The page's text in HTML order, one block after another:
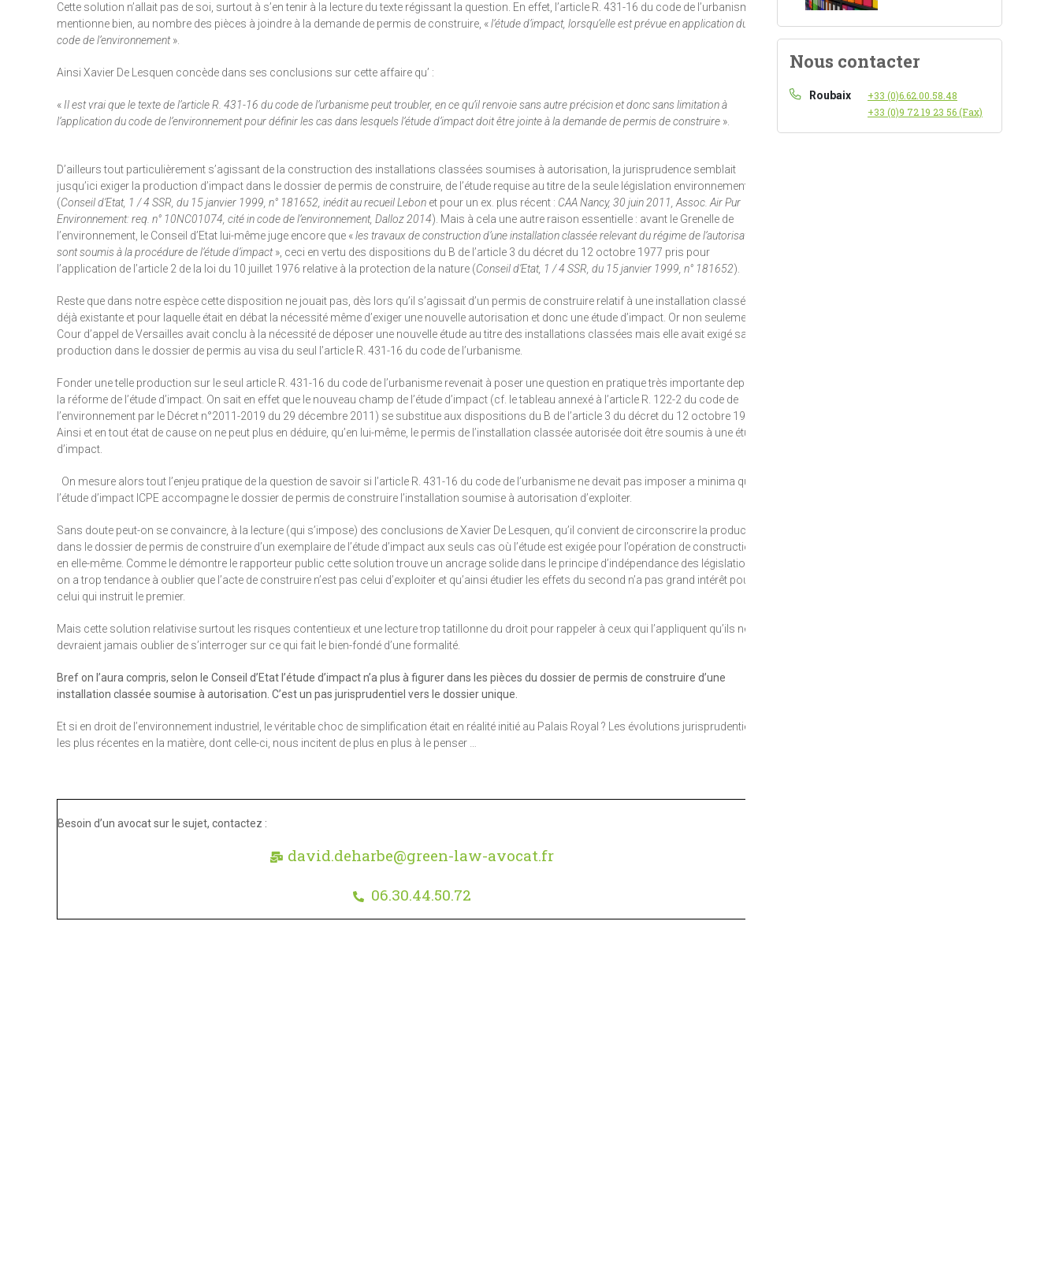
Cette solution n’allait pas de soi, surtout à s’en tenir à la lecture du texte régissant la question. En effet, l’article R. 431-16 du code de l’urbanisme
mentionne bien, au nombre des pièces à joindre à la demande de permis de construire, «l’étude d’impact, lorsqu’elle est prévue en application du
code de l’environnement».
Ainsi Xavier De Lesquen concède dans ses conclusions sur cette affaire qu’ :
« Il est vrai que le texte de l’article R. 431-16 du code de l’urbanisme peut troubler, en ce qu’il renvoie sans autre précision et donc sans limitation à
l’application du code de l’environnement pour définir les cas dans lesquels l’étude d’impact doit être jointe à la demande de permis de construire ».
D’ailleurs tout particulièrement s’agissant de la construction des installations classées soumises à autorisation, la jurisprudence semblait
jusqu’ici exiger la production d’impact dans le dossier de permis de construire, de l’étude requise au titre de la seule législation environnementale
(Conseil d’Etat, 1 / 4 SSR, du 15 janvier 1999, n° 181652, inédit au recueil Lebon et pour un ex. plus récent : CAA Nancy, 30 juin 2011, Assoc. Air Pur
Environnement: req. n° 10NC01074, cité in code de l’environnement, Dalloz 2014). Mais à cela une autre raison essentielle : avant le Grenelle de
l’environnement, le Conseil d’Etat lui-même juge encore que «les travaux de construction d’une installation classée relevant du régime de l’autorisation
sont soumis à la procédure de l’étude d’impact», ceci en vertu des dispositions du B de l’article 3 du décret du 12 octobre 1977 pris pour
l’application de l’article 2 de la loi du 10 juillet 1976 relative à la protection de la nature (Conseil d’Etat, 1 / 4 SSR, du 15 janvier 1999, n° 181652).
Reste que dans notre espèce cette disposition ne jouait pas, dès lors qu’il s’agissait d’un permis de construire relatif à une installation classée
déjà existante et pour laquelle était en débat la nécessité même d’exiger une nouvelle autorisation et donc une étude d’impact. Or non seulement la
Cour d’appel de Versailles avait conclu à la nécessité de déposer une nouvelle étude au titre des installations classées mais elle avait exigé sa
production dans le dossier de permis au visa du seul l’article R. 431-16 du code de l’urbanisme.
Fonder une telle production sur le seul article R. 431-16 du code de l’urbanisme revenait à poser une question en pratique très importante depuis
la réforme de l’étude d’impact. On sait en effet que le nouveau champ de l’étude d’impact (cf. le tableau annexé à l’article R. 122-2 du code de
l’environnement par le Décret n°2011-2019 du 29 décembre 2011) se substitue aux dispositions du B de l’article 3 du décret du 12 octobre 1977.
Ainsi et en tout état de cause on ne peut plus en déduire, qu’en lui-même, le permis de l’installation classée autorisée doit être soumis à une étude
d’impact.
On mesure alors tout l’enjeu pratique de la question de savoir si l’article R. 431-16 du code de l’urbanisme ne devait pas imposer a minima que
l’étude d’impact ICPE accompagne le dossier de permis de construire l’installation soumise à autorisation d’exploiter.
Sans doute peut-on se convaincre, à la lecture (qui s’impose) des conclusions de Xavier De Lesquen, qu’il convient de circonscrire la production
dans le dossier de permis de construire d’un exemplaire de l’étude d’impact aux seuls cas où l’étude est exigée pour l’opération de construction
en elle-même. Comme le démontre le rapporteur public cette solution trouve un ancrage solide dans le principe d’indépendance des législations :
on a trop tendance à oublier que l’acte de construire n’est pas celui d’exploiter et qu’ainsi étudier les effets du second n’a pas grand intérêt pour
celui qui instruit le premier.
Mais cette solution relativise surtout les risques contentieux et une lecture trop tatillonne du droit pour rappeler à ceux qui l’appliquent qu’ils ne
devraient jamais oublier de s’interroger sur ce qui fait le bien-fondé d’une formalité.
Bref on l’aura compris, selon le Conseil d’Etat l’étude d’impact n’a plus à figurer dans les pièces du dossier de permis de construire d’une
installation classée soumise à autorisation. C’est un pas jurisprudentiel vers le dossier unique.
Et si en droit de l’environnement industriel, le véritable choc de simplification était en réalité initié au Palais Royal ? Les évolutions jurisprudentielles
les plus récentes en la matière, dont celle-ci, nous incitent de plus en plus à le penser …
Besoin d’un avocat sur le sujet, contactez :
david.deharbe@green-law-avocat.fr
06.30.44.50.72
Nous contacter
Roubaix
+33 (0)6.62.00.58.48
+33 (0)9 72 19 23 56 (Fax)